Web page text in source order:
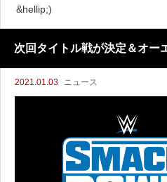
&hellip;)
次回タイトル戦が決定＆オー
2021.01.03 ニュース